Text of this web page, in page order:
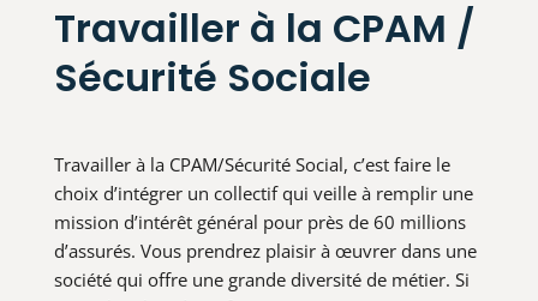
Travailler à la CPAM /
Sécurité Sociale
Travailler à la CPAM/Sécurité Social, c’est faire le
choix d’intégrer un collectif qui veille à remplir une
mission d’intérêt général pour près de 60 millions
d’assurés. Vous prendrez plaisir à œuvrer dans une
société qui offre une grande diversité de métier. Si